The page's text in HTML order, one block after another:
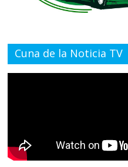
Cuna de la Noticia TV